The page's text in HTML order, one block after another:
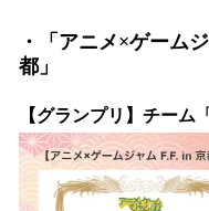
・「アニメ×ゲーム
都」
【グランプリ】チー